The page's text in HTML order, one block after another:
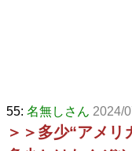
55: 名無しさん 2024/
＞＞多少“アメリ